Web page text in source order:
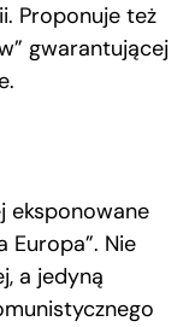
Proponuje też
gwarantującej
eksponowane
Europa”. Nie
a jedyną